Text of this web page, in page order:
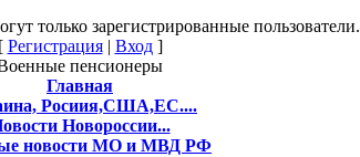
только зарегистрированные пользователи.
[ Регистрация| Вход]
пенсионеры
Главная
Росиия,США,ЕС....
Новороссии...
новости МО и МВД РФ